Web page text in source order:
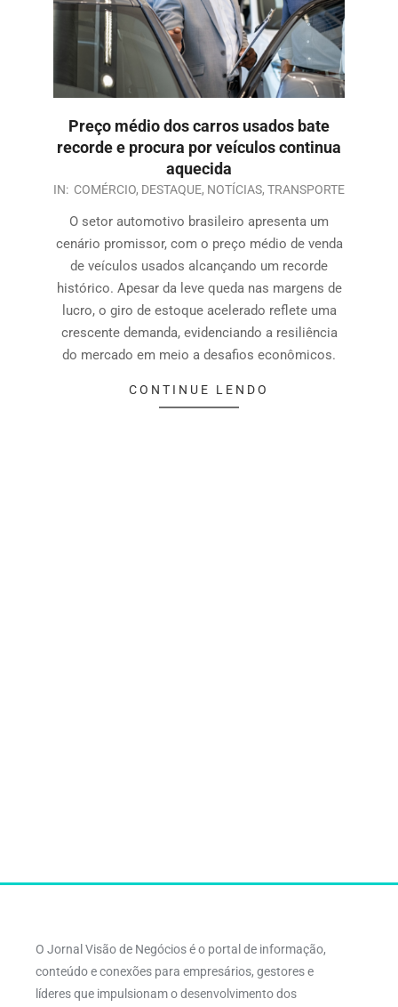
Preço médio dos carros usados bate
recorde e procura por veículos continua
aquecida
IN: COMÉRCIO, DESTAQUE, NOTÍCIAS, TRANSPORTE
O setor automotivo brasileiro apresenta um
cenário promissor, com o preço médio de venda
de veículos usados alcançando um recorde
histórico. Apesar da leve queda nas margens de
lucro, o giro de estoque acelerado reflete uma
crescente demanda, evidenciando a resiliência
do mercado em meio a desafios econômicos.
CONTINUE LENDO
O Jornal Visão de Negócios é o portal de informação,
conteúdo e conexões para empresários, gestores e
líderes que impulsionam o desenvolvimento dos